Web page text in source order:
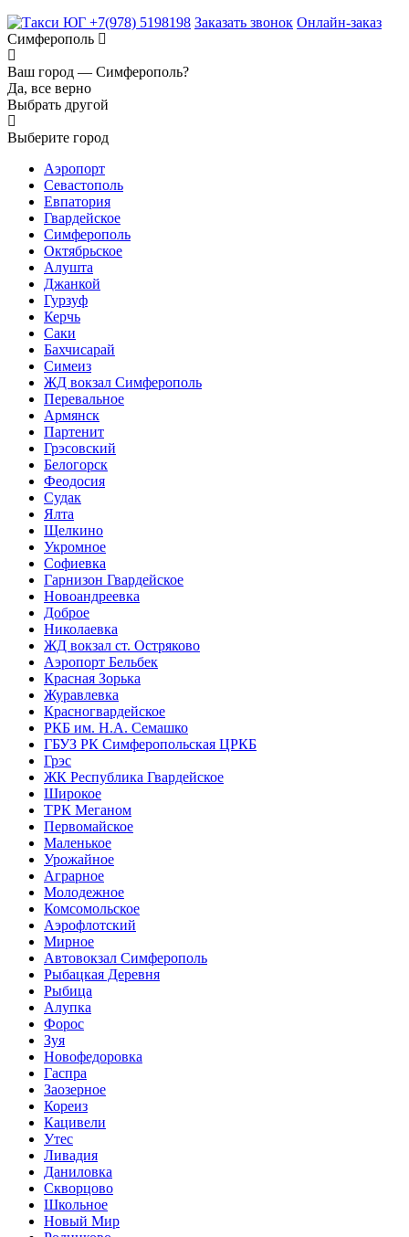
+7(978) 5198198 Заказать звонок Онлайн-заказ
Симферополь
Ваш город — Симферополь?
Да, все верно
Выбрать другой
Выберите город
Аэропорт
Севастополь
Евпатория
Гвардейское
Симферополь
Октябрьское
Алушта
Джанкой
Гурзуф
Керчь
Саки
Бахчисарай
Симеиз
ЖД вокзал Симферополь
Перевальное
Армянск
Партенит
Грэсовский
Белогорск
Феодосия
Судак
Ялта
Щелкино
Укромное
Софиевка
Гарнизон Гвардейское
Новоандреевка
Доброе
Николаевка
ЖД вокзал ст. Остряково
Аэропорт Бельбек
Красная Зорька
Журавлевка
Красногвардейское
РКБ им. Н.А. Семашко
ГБУЗ РК Симферопольская ЦРКБ
Грэс
ЖК Республика Гвардейское
Широкое
ТРК Меганом
Первомайское
Маленькое
Урожайное
Аграрное
Молодежное
Комсомольское
Аэрофлотский
Мирное
Автовокзал Симферополь
Рыбацкая Деревня
Рыбица
Алупка
Форос
Зуя
Новофедоровка
Гаспра
Заозерное
Кореиз
Кацивели
Утес
Ливадия
Даниловка
Скворцово
Школьное
Новый Мир